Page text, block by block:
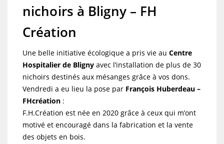
nichoirs à Bligny – FH
Création
Une belle initiative écologique a pris vie au Centre
Hospitalier de Bligny avec l’installation de plus de 30
nichoirs destinés aux mésanges grâce à vos dons.
Vendredi a eu lieu la pose par François Huberdeau –
FHcréation :
F.H.Création est née en 2020 grâce à ceux qui m’ont
motivé et encouragé dans la fabrication et la vente
des objets en bois.